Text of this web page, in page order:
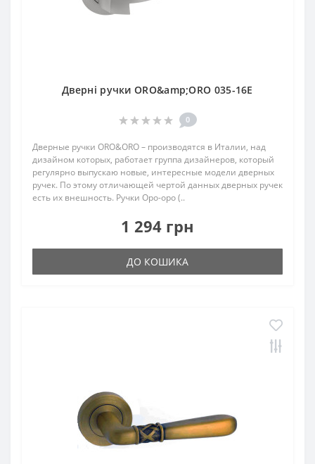
Дверні ручки ORO&amp;ORO 035-16E
0
Дверные ручки ORO&ORO – производятся в Италии, над
дизайном которых, работает группа дизайнеров, который
регулярно выпускаю новые, интересные модели дверных
ручек. По этому отличающей чертой данных дверных ручек
есть их внешность. Ручки Оро-оро (..
1 294 грн
ДО КОШИКА